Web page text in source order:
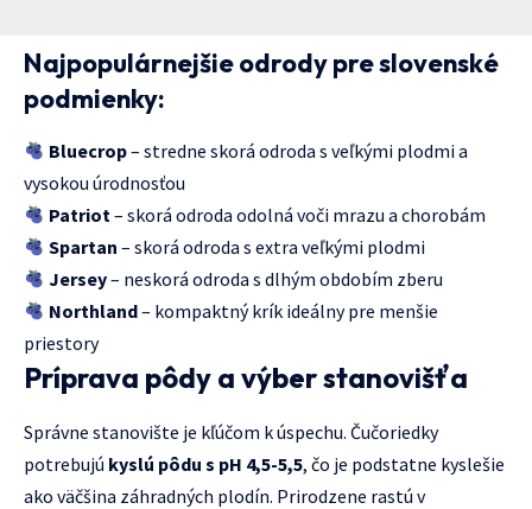
Najpopulárnejšie odrody pre slovenské
podmienky:
Bluecrop– stredne skorá odroda s veľkými plodmi a
vysokou úrodnosťou
Patriot– skorá odroda odolná voči mrazu a chorobám
Spartan – skorá odroda s extra veľkými plodmi
Jersey– neskorá odroda s dlhým obdobím zberu
Northland– kompaktný krík ideálny pre menšie
priestory
Príprava pôdy a výber stanovišťa
Správne stanovište je kľúčom k úspechu. Čučoriedky
potrebujú kyslú pôdu s pH 4,5-5,5, čo je podstatne kyslešie
ako väčšina záhradných plodín. Prirodzene rastú v